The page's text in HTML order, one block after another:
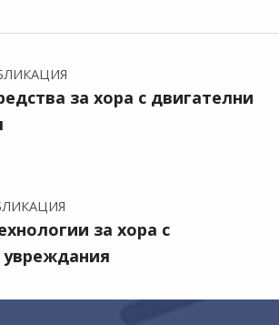
за хора с двигателни
за хора с
увреждания